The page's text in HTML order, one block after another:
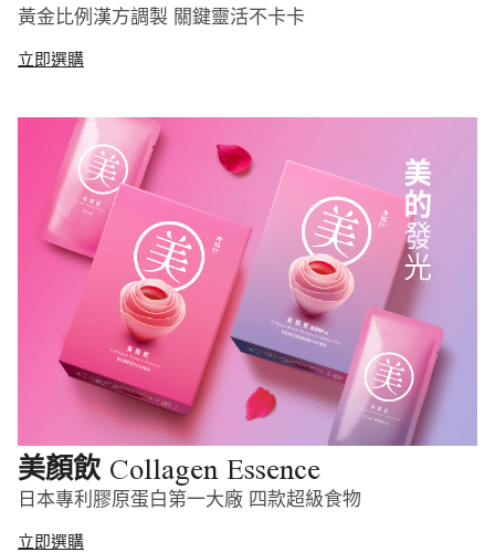
黃金比例漢方調製 關鍵靈活不卡卡
立即選購
美顏飲 Collagen Essence
日本專利膠原蛋白第一大廠 四款超級食物
立即選購